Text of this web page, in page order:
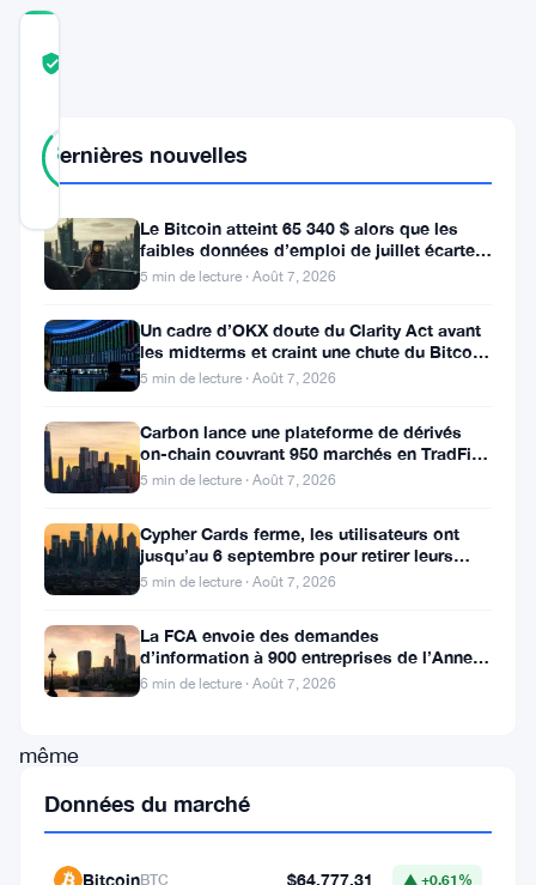
86%
votes
d’Ethereum
récemment
franchi
barre
des
050
dollars,
même
sommet
Dernières nouvelles
Le Bitcoin atteint 65 340 $ alors que les
faibles données d’emploi de juillet écartent
une hausse des taux en
5 min de lecture · Août 7, 2026
Un cadre d’OKX doute du Clarity Act avant
les midterms et craint une chute du Bitcoin
à 55 000 $
5 min de lecture · Août 7, 2026
Carbon lance une plateforme de dérivés
on-chain couvrant 950 marchés en TradFi et
crypto
5 min de lecture · Août 7, 2026
Cypher Cards ferme, les utilisateurs ont
jusqu’au 6 septembre pour retirer leurs
fonds
5 min de lecture · Août 7, 2026
La FCA envoie des demandes
d’information à 900 entreprises de l’Annexe
1 contre le blanchiment
6 min de lecture · Août 7, 2026
Données du marché
BitcoinBTC $64,777.31 ▲ +0.61%